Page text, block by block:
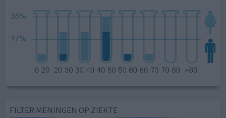
FILTER MENINGEN OP ZIEKTE